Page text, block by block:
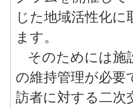
じた地域活性化に
ます。
そのためには施
の維持管理が必要
訪者に対する二次